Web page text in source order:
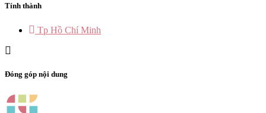
Tỉnh thành
Tp Hồ Chí Minh
Đóng góp nội dung